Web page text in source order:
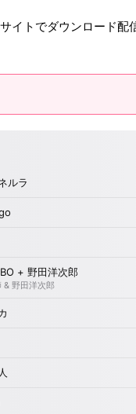
イトでダウンロード配